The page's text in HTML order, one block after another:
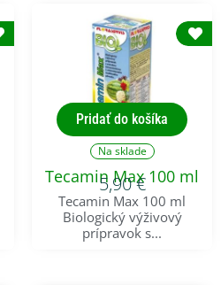
Pridať do košíka
Na sklade
Tecamin Max 100 ml
5,90€
Tecamin Max 100 ml
Biologický výživový
prípravok s...